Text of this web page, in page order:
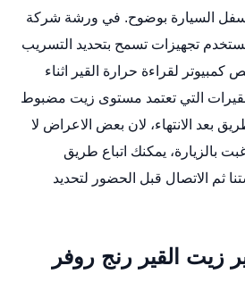
السيارة بوضوح. في ورشة شركة
تجهيزات تسمح بتحديد التسريب
لقراءة حرارة القير اثناء
التي تعتمد مستوى زيت مضبوط
بعد الانتهاء، لان بعض الاعراض لا
بالزيارة، يمكنك اتباع طريق
ثم الاتصال قبل الحضور لتحديد
زيت القير رنج روفر